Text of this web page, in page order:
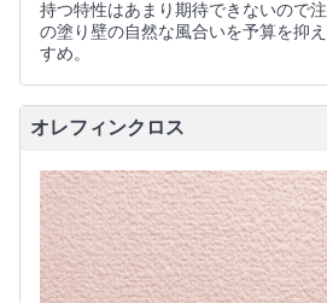
持つ特性はあまり期待できないので
の塗り壁の自然な風合いを予算を抑
すめ。
オレフィンクロス